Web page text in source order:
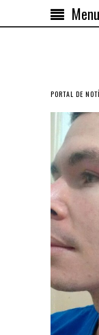
Menu
PORTAL DE